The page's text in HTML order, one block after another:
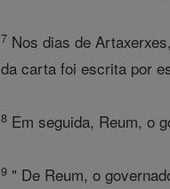
7 Nos dias de
da carta foi escrita por
8 Em seguida, Reum, o
9 " De Reum, o